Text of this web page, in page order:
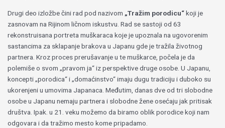
Drugi deo izložbe čini rad pod nazivom „Tražim porodicu“koji je
zasnovam na Rijinom ličnom iskustvu. Rad se sastoji od 63
rekonstruisana portreta muškaraca koje je upoznala na ugovorenim
sastancima za sklapanje brakova u Japanu gde je tražila životnog
partnera. Kroz proces prerušavanje u te muškarce, počela je da
polemiše o svom „pravom ja“ iz perspektive druge osobe. U Japanu,
koncepti „porodica“ i „domaćinstvo“ imaju dugu tradiciju i duboko su
ukorenjeni u umovima Japanaca. Međutim, danas dve od tri slobodne
osobe u Japanu nemaju partnera i slobodne žene osećaju jak pritisak
društva. Ipak. u 21. veku možemo da biramo oblik porodice koji nam
odgovara i da tražimo mesto kome pripadamo.